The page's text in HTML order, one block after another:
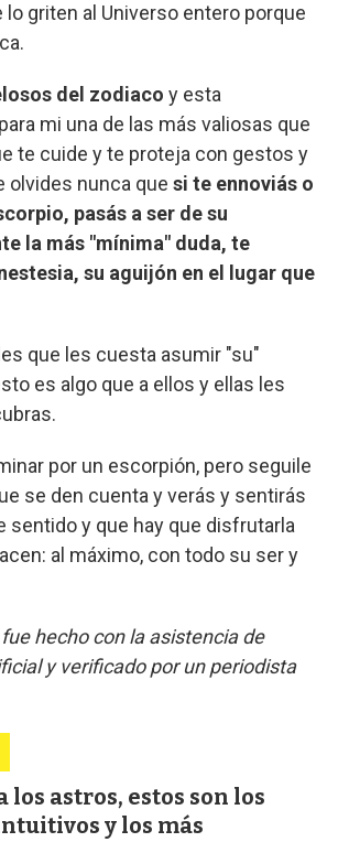
griten al Universo entero porque
del zodiaco y esta
mi una de las más valiosas que
te cuide y te proteja con gestos y
olvides nunca que si te ennoviás o
pasás a ser de su
la más "mínima" duda, te
su aguijón en el lugar que
que les cuesta asumir "su"
es algo que a ellos y ellas les
por un escorpión, pero seguile
se den cuenta y verás y sentirás
sentido y que hay que disfrutarla
al máximo, con todo su ser y
hecho con la asistencia de
y verificado por un periodista
los astros, estos son los
y los más